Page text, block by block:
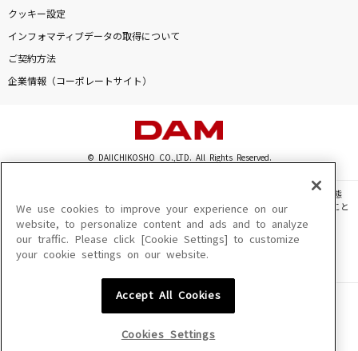
クッキー設定
インフォマティブデータの取得について
ご契約方法
企業情報（コーポレートサイト）
© DAIICHIKOSHO CO.,LTD. All Rights Reserved.
このサイトに掲載されている一切の文章・画像・写真・動画・音声等を、手段や形態
を問わず、著作権法の定める範囲を超えて無断で複製、転載、ファイル化などすること
を禁じます。
楽曲及びコンテンツは、機種によりご利用いただけない場合があります。
楽曲及びコンテンツの配信日、配信内容が変更になる場合があります。
We use cookies to improve your experience on our
website, to personalize content and ads and to analyze
our traffic. Please click [Cookie Settings] to customize
your cookie settings on our website.
Accept All Cookies
Cookies Settings